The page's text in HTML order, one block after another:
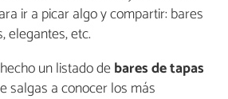
ir a picar algo y compartir: bares
elegantes, etc.
un listado debares de tapas
salgas a conocer los más